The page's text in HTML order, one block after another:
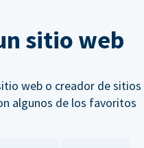
sitio web
web o creador de sitios
algunos de los favoritos